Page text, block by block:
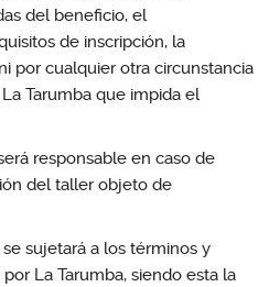
del beneficio, el
de inscripción, la
por cualquier otra circunstancia
Tarumba que impida el
responsable en caso de
del taller objeto de
sujetará a los términos y
La Tarumba, siendo esta la